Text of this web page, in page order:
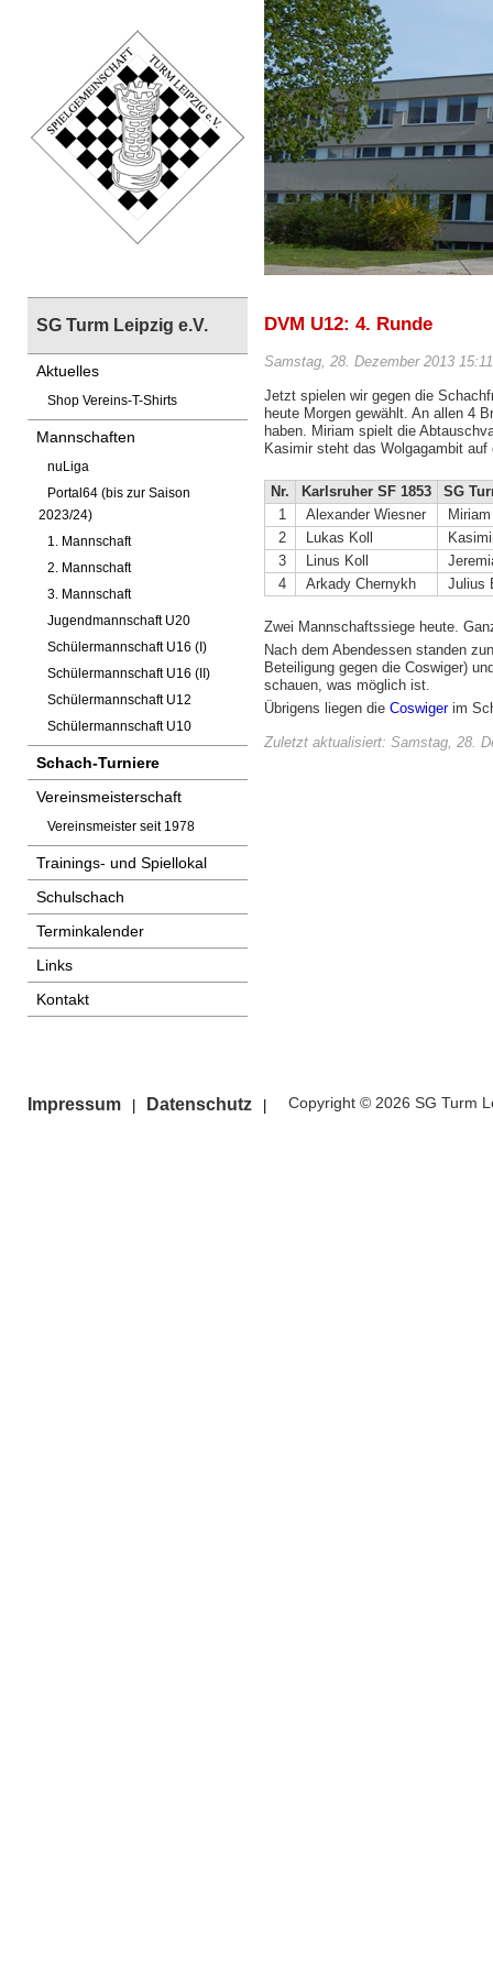
SG Turm Leipzig e.V.
Aktuelles
Shop Vereins-T-Shirts
Mannschaften
nuLiga
Portal64 (bis zur Saison
2023/24)
1. Mannschaft
2. Mannschaft
3. Mannschaft
Jugendmannschaft U20
Schülermannschaft U16 (I)
Schülermannschaft U16 (II)
Schülermannschaft U12
Schülermannschaft U10
Schach-Turniere
Vereinsmeisterschaft
Vereinsmeister seit 1978
Trainings- und Spiellokal
Schulschach
Terminkalender
Links
Kontakt
DVM U12: 4. Runde
Samstag, 28. Dezember 2013
Jetzt spielen wir gegen die
heute Morgen gewählt. An allen 4
haben. Miriam spielt die
Kasimir steht das Wolgagambit
Nr. Karlsruher SF 1853
SG
1
Alexander Wiesner
2
Lukas Koll
3
Linus Koll
4
Arkady Chernykh Julius
Zwei Mannschaftssiege heute.
Nach dem Abendessen standen
Beteiligung gegen die Coswiger)
schauen, was möglich ist.
Übrigens liegen die Coswigerim
Zuletzt aktualisiert: Samstag, 28.
Impressum Datenschutz Copyright © 2026 SG Turm